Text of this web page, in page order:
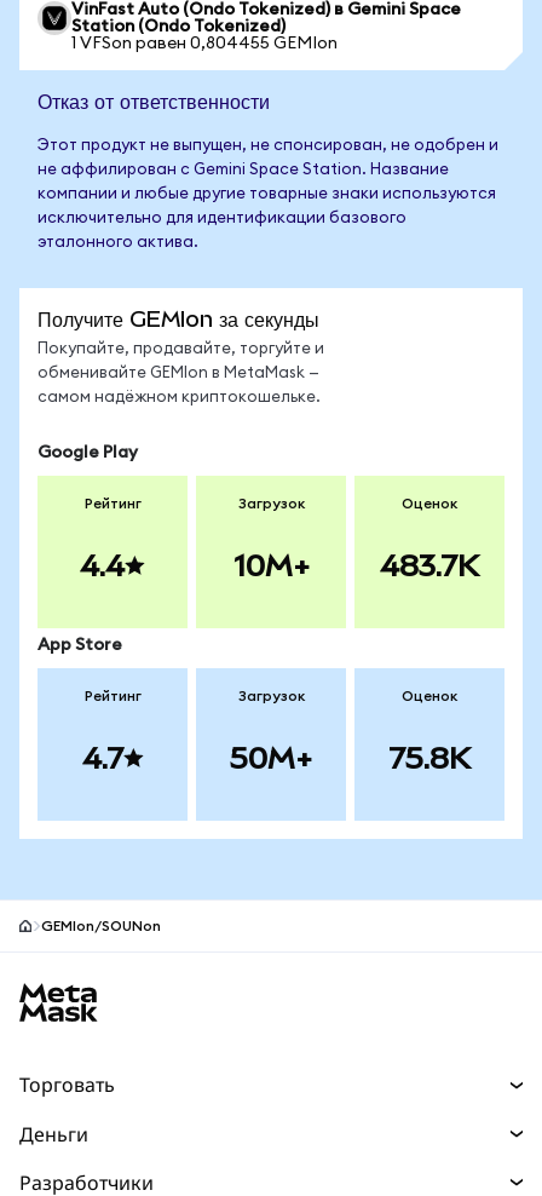
VinFast Auto (Ondo Tokenized) в Gemini Space
Station (Ondo Tokenized)
1 VFSon равен 0,804455 GEMIon
Отказ от ответственности
Этот продукт не выпущен, не спонсирован, не одобрен и
не аффилирован с Gemini Space Station. Название
компании и любые другие товарные знаки используются
исключительно для идентификации базового
эталонного актива.
Получите GEMIon за секунды
Покупайте, продавайте, торгуйте и
обменивайте GEMIon в MetaMask —
самом надёжном криптокошельке.
Google Play
Рейтинг
4.4
Загрузок
10M+
Оценок
483.7K
App Store
Рейтинг
4.7
Загрузок
50M+
Оценок
75.8K
GEMIon/SOUNon
Торговать
Деньги
Разработчики